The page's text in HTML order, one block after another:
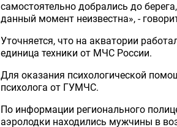
самостоятельно добрались до
данный момент неизвестна», -
Уточняется, что на акватории
единица техники от МЧС России.
Для оказания психологической
психолога от ГУМЧС.
По информации регионального
аэролодки находились мужчины в